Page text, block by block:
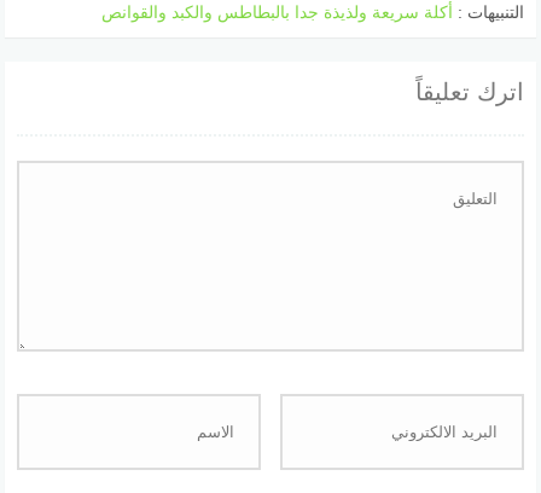
التنبيهات : أكلة سريعة ولذيذة جدا بالبطاطس والكبد والقوانص
اترك تعليقاً